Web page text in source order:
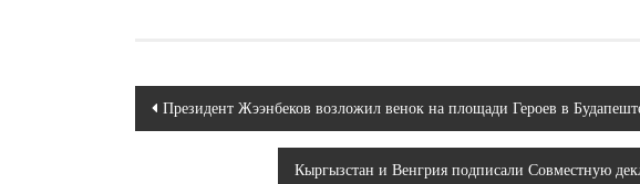
Навигация
Президент Жээнбеков возложил венок на площади Героев в
Кыргызстан и Венгрия подписали Совместную